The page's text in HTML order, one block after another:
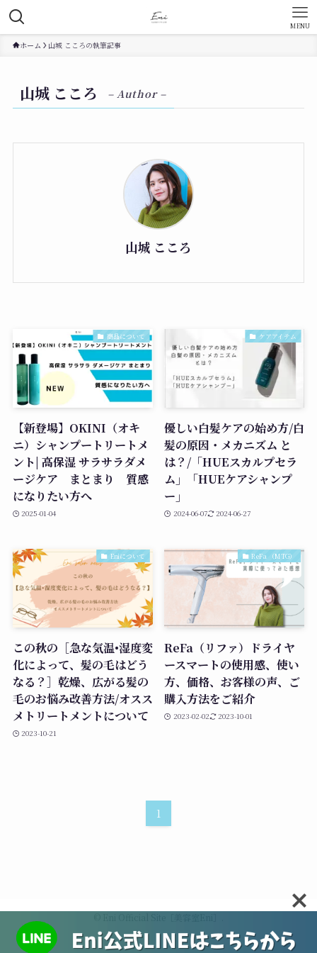
MENU
ホーム 山城 こころの執筆記事
山城 こころ – Author –
山城 こころ
商品について
【新登場】OKINI（オキ
ニ）シャンプートリートメ
ント| 高保湿 サラサラダメ
ージケア まとまり 質感
になりたい方へ
2025-01-04
ケアアイテム
優しい白髪ケアの始め方/白
髪の原因・メカニズム と
は？/「HUEスカルプセラ
ム」「HUEケアシャンプ
ー」
2024-06-07 2024-06-27
Eniについて
この秋の［急な気温•湿度変
化によって、髪の毛はどう
なる？］乾燥、広がる髪の
毛のお悩み改善方法/オスス
メトリートメントについて
2023-10-21
ReFa （MTG）
ReFa（リファ）ドライヤ
ースマートの使用感、使い
方、価格、お客様の声、ご
購入方法をご紹介
2023-02-02 2023-10-01
1